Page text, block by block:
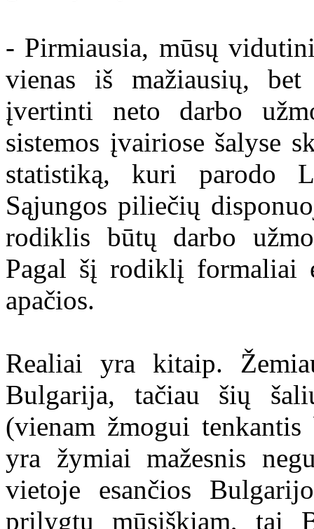
- Pirmiausia, mūsų
vienas iš mažiausių, bet
įvertinti neto darbo
sistemos įvairiose šalyse
statistiką, kuri parodo
Sąjungos piliečių
rodiklis būtų darbo
Pagal šį rodiklį formaliai
apačios.
Realiai yra kitaip.
Bulgarija, tačiau šių
(vienam žmogui tenkantis
yra žymiai mažesnis
vietoje esančios
prilygtų mūsiškiam, tai